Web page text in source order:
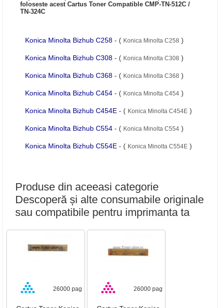
foloseste acest Cartus Toner Compatible CMP-TN-512C /
TN-324C
Konica Minolta Bizhub C258 - ( Konica Minolta C258 )
Konica Minolta Bizhub C308 - ( Konica Minolta C308 )
Konica Minolta Bizhub C368 - ( Konica Minolta C368 )
Konica Minolta Bizhub C454 - ( Konica Minolta C454)
Konica Minolta Bizhub C454E - ( Konica Minolta C454E)
Konica Minolta Bizhub C554 - ( Konica Minolta C554)
Konica Minolta Bizhub C554E - ( Konica Minolta C554E)
Produse din aceeasi categorie
Descoperă și alte consumabile originale
sau compatibile pentru imprimanta ta
26000 pag 26000 pag